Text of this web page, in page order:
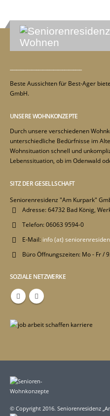
Beste Aussichten für Best-Ager
GmbH.
UNSERE WOHNKONZEPTE
Durch unsere verschiedenen
unterschiedliche Bedürfnisse im
Wohnsituation schnell und
Lebenssituation, ob im Odenwald
SITZ DER GESELLSCHAFT
Seniorenresidenz "Am Kurpark"
Adresse:64732 Bad König,
Telefon:06063 9594-0
E-Mail: info (at)
Büro Öffnungszeiten: Mo - Fr /
SOZIALE NETZWERKE
© Copyright 2016. Seniorenresidenz